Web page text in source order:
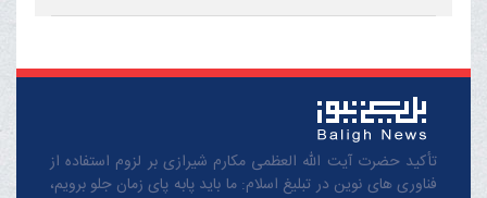
تأکید حضرت آیت الله العظمی مکارم شیرازی بر لزوم استفاده از
فناوری های نوین در تبلیغ اسلام: ما باید پابه پای زمان جلو برویم،